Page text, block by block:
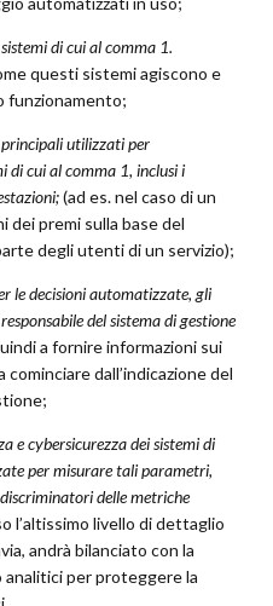
di cui al comma 1.
questi sistemi agiscono e
funzionamento;
utilizzati per
di cui al comma 1, inclusi i
(ad es. nel caso di un
dei premi sulla base del
degli utenti di un servizio);
le decisioni automatizzate, gli
del sistema di gestione
a fornire informazioni sui
dall’indicazione del
e cybersicurezza dei sistemi di
per misurare tali parametri,
delle metriche
l’altissimo livello di dettaglio
andrà bilanciato con la
per proteggere la